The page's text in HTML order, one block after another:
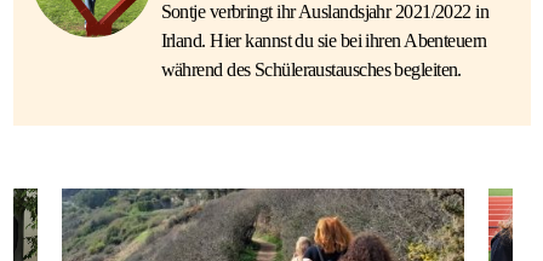
Sontje verbringt ihr Auslandsjahr 2021/2022 in
Irland. Hier kannst du sie bei ihren Abenteuern
während des Schüleraustausches begleiten.